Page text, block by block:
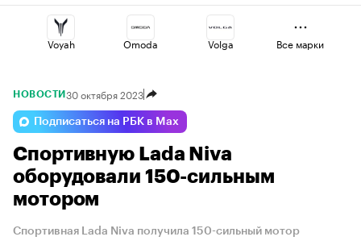
Voyah Omoda Volga
Haval Lada
Changan Jaecoo Geely
Все марки
НОВОСТИ 30 октября 2023
Подписаться на РБК в Max
Спортивную Lada Niva
оборудовали 150-сильным
мотором
Спортивная Lada Niva получила 150-сильный мотор